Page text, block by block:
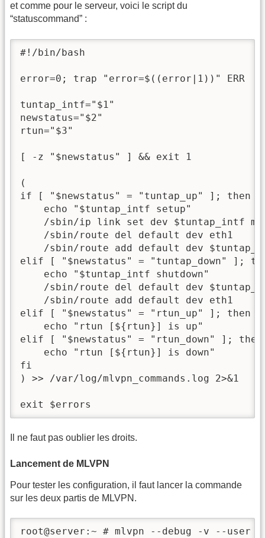
et comme pour le serveur, voici le script du
“statuscommand” :
#!/bin/bash
error=0; trap "error=$((error|1))" ERR
tuntap_intf="$1"
newstatus="$2"
rtun="$3"
[ -z "$newstatus" ] && exit 1
(
if [ "$newstatus" = "tuntap_up" ]; then
    echo "$tuntap_intf setup"
/sbin/ip link set dev $tuntap_intf
    /sbin/route del default dev eth1
/sbin/route add default dev
elif [ "$newstatus" = "tuntap_down" ];
    echo "$tuntap_intf shutdown"
/sbin/route del default dev
    /sbin/route add default dev eth1
elif [ "$newstatus" = "rtun_up" ]; then
    echo "rtun [${rtun}] is up"
elif [ "$newstatus" = "rtun_down" ]; then
    echo "rtun [${rtun}] is down"
fi
) >> /var/log/mlvpn_commands.log 2>&1
exit $errors
Il ne faut pas oublier les droits.
Lancement de MLVPN
Pour tester les configuration, il faut lancer la commande
sur les deux partis de MLVPN.
root@server:~ # mlvpn --debug -v --user